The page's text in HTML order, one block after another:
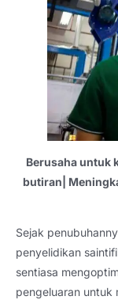
Berusaha untuk
butiran|
Sejak
penyelidikan
sentiasa
pengeluaran untuk